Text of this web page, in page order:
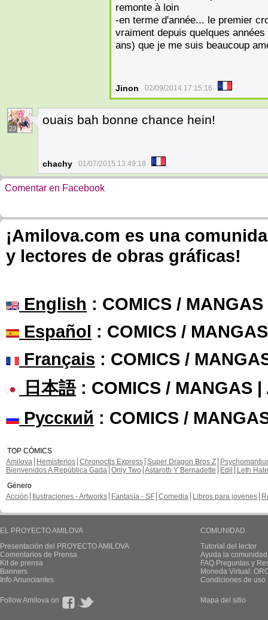
remonte à loin
-en terme d'année... le premier
vraiment depuis quelques
ans) que je me suis beaucoup
Jinon 02/09/2014 17:15:16
23
ouais bah bonne chance hein!
chachy 01/07/2015 13:49:18
Comentar en Facebook
¡Amilova.com es una
y lectores de obras gráficas!
English : COMICS /
Español : COMICS /
Français : COMICS /
日本語: COMICS / MANGAS |
Русский : COMICS /
TOP CÓMICS
Amilova
Hemisferios Chronoctis Express Super Dragon Bros Z
Bienvenidos A República Gada Only Two Astaroth Y Bernadette Edil
Leth Hate
Género
Acción
Ilustraciones - Artworks Fantasía - SF Comedia Libros para jovenes
EL PROYECTO AMILOVA
Presentación del PROYECTO AMILOVA
Comentarios de Prensa
Kit de prensa
Banners
Info Anunciantes
COMUNIDAD
Tutorial del lector
Ayuda la
FAQ.Preguntas y
Moneda Virtual:
Condiciones de uso
Follow Amilova on Mapa del sitio